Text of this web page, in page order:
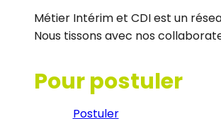
Métier Intérim et CDI est un
Nous tissons avec nos
Pour postuler
Postuler